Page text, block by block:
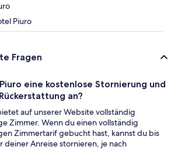
Piuro
Fragen
eine kostenlose Stornierung und
an?
auf unserer Website vollständig
Zimmer. Wenn du einen vollständig
Zimmertarif gebucht hast, kannst du bis
deiner Anreise stornieren, je nach